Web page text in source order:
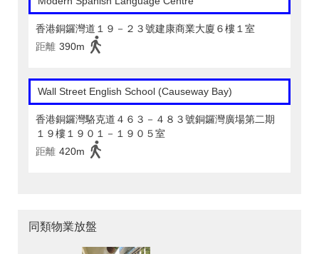
香港銅鑼灣道１９－２３號建康商業大廈６樓１室
距離 390m
Wall Street English School (Causeway Bay)
香港銅鑼灣駱克道４６３－４８３號銅鑼灣廣場第二期
１９樓１９０１－１９０５室
距離 420m
同類物業放盤